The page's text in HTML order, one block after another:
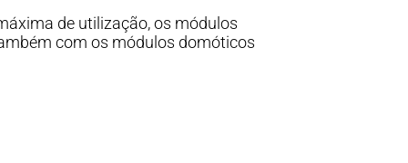
de utilização, os módulos
com os módulos domóticos